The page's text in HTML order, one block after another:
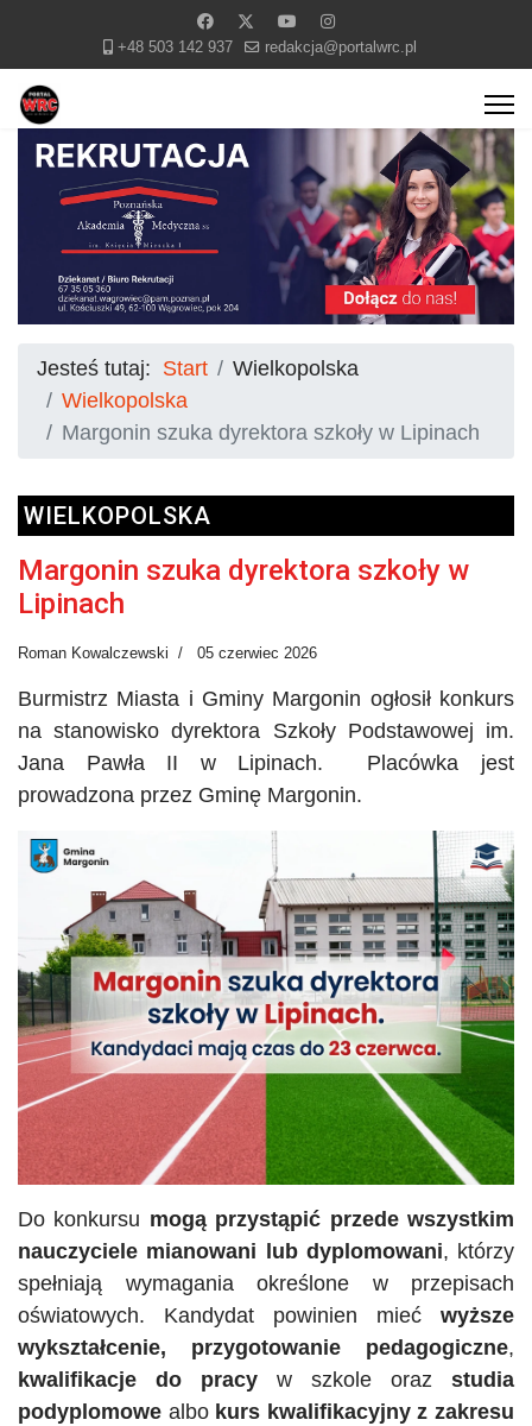
+48 503 142 937 redakcja@portalwrc.pl
Jesteś tutaj: Start
Wielkopolska
Wielkopolska
Margonin szuka dyrektora szkoły w Lipinach
WIELKOPOLSKA
Margonin szuka dyrektora szkoły w
Lipinach
Roman Kowalczewski 05 czerwiec 2026
Burmistrz Miasta i Gminy Margonin ogłosił konkurs
na stanowisko dyrektora Szkoły Podstawowej im.
Jana Pawła II w Lipinach. Placówka jest
prowadzona przez Gminę Margonin.
Do konkursu mogą przystąpić przede wszystkim
nauczyciele mianowani lub dyplomowani, którzy
spełniają wymagania określone w przepisach
oświatowych. Kandydat powinien mieć wyższe
wykształcenie, przygotowanie pedagogiczne,
kwalifikacje do pracy w szkole oraz studia
podyplomowe albo kurs kwalifikacyjny z zakresu